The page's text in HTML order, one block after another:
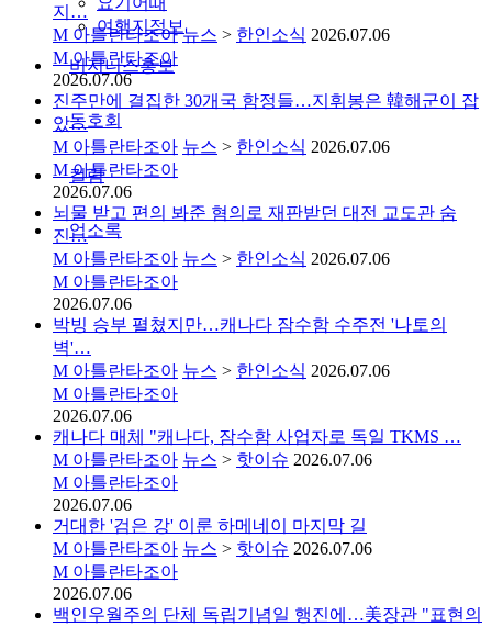
여행지정보
비지니스홍보
동호회
컬럼
업소록
지…
M 아틀란타조아 뉴스 > 한인소식 2026.07.06
M아틀란타조아
2026.07.06
진주만에 결집한 30개국 함정들…지휘봉은 韓해군이 잡
았…
M 아틀란타조아 뉴스 > 한인소식 2026.07.06
M아틀란타조아
2026.07.06
뇌물 받고 편의 봐준 혐의로 재판받던 대전 교도관 숨
진…
M 아틀란타조아 뉴스 > 한인소식 2026.07.06
M 아틀란타조아
2026.07.06
박빙 승부 펼쳤지만…캐나다 잠수함 수주전 '나토의
벽'…
M 아틀란타조아 뉴스 > 한인소식 2026.07.06
M 아틀란타조아
2026.07.06
캐나다 매체 "캐나다, 잠수함 사업자로 독일 TKMS …
M 아틀란타조아 뉴스 > 핫이슈 2026.07.06
M 아틀란타조아
2026.07.06
거대한 '검은 강' 이룬 하메네이 마지막 길
M 아틀란타조아 뉴스 > 핫이슈 2026.07.06
M 아틀란타조아
2026.07.06
백인우월주의 단체 독립기념일 행진에…美장관 "표현의